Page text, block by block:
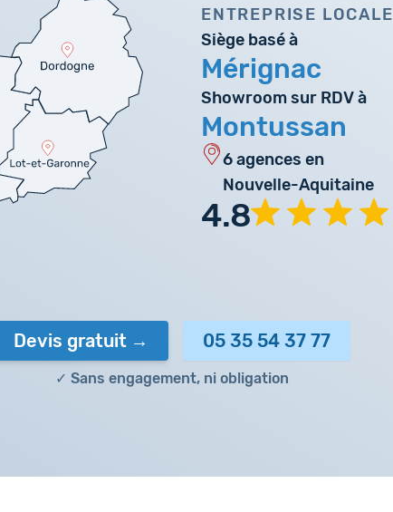
ENTREPRISE LOCALE
Siège basé à
Mérignac
Showroom sur RDV à
Montussan
6 agences en
Nouvelle-Aquitaine
4.8
Devis gratuit 05 35 54 37 77
✓ Sans engagement, ni obligation